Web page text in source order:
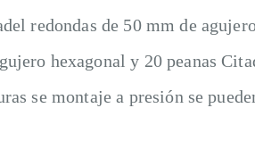
redondas de 50 mm de
hexagonal y 20 peanas
se montaje a presión se